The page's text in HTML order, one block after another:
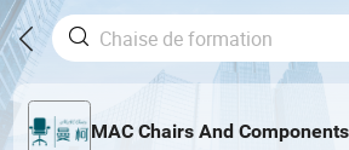
MAC Chairs And